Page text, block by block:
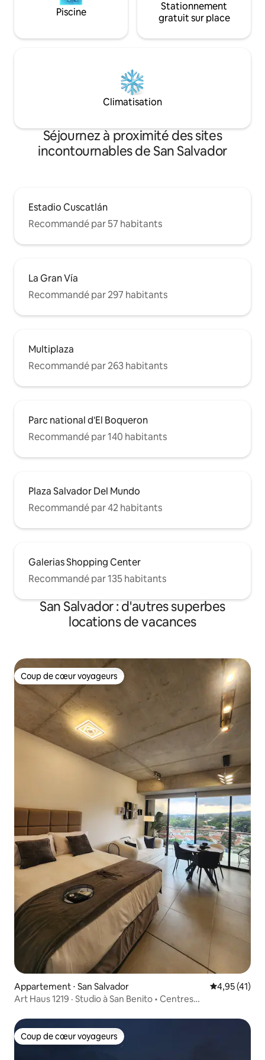
Piscine
Stationnement
gratuit sur place
Climatisation
Séjournez à proximité des sites
incontournables de San Salvador
Estadio Cuscatlán
Recommandé par 57 habitants
La Gran Vía
Recommandé par 297 habitants
Multiplaza
Recommandé par 263 habitants
Parc national d'El Boqueron
Recommandé par 140 habitants
Plaza Salvador Del Mundo
Recommandé par 42 habitants
Galerias Shopping Center
Recommandé par 135 habitants
San Salvador : d'autres superbes
locations de vacances
Coup de cœur voyageurs
Coup de cœur voyageurs
Appartement ⋅ San Salvador Évaluation
4,95 (41)
Art Haus 1219 · Studio à San Benito • Centres
Coup de cœur voyageurs
Coup de cœur voyageurs